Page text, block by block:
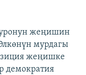
жеңишин
мурдагы
жеңишке
демократия